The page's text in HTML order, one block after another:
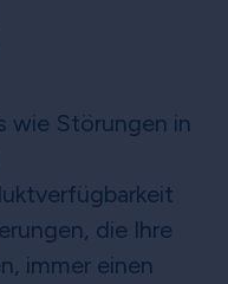
wie Störungen in
die Ihre
immer einen